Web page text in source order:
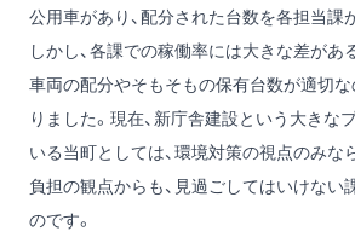
公用車があり、配分された台数を各担当課
しかし、各課での稼働率には大きな差があ
車両の配分やそもそもの保有台数が適切な
りました。現在、新庁舎建設という大きな
いる当町としては、環境対策の視点のみな
負担の観点からも、見過ごしてはいけない
のです。